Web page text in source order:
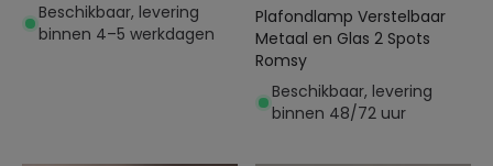
Beschikbaar, levering
binnen 4–5 werkdagen
Plafondlamp Verstelbaar
Metaal en Glas 2 Spots
Romsy
Beschikbaar, levering
binnen 48/72 uur